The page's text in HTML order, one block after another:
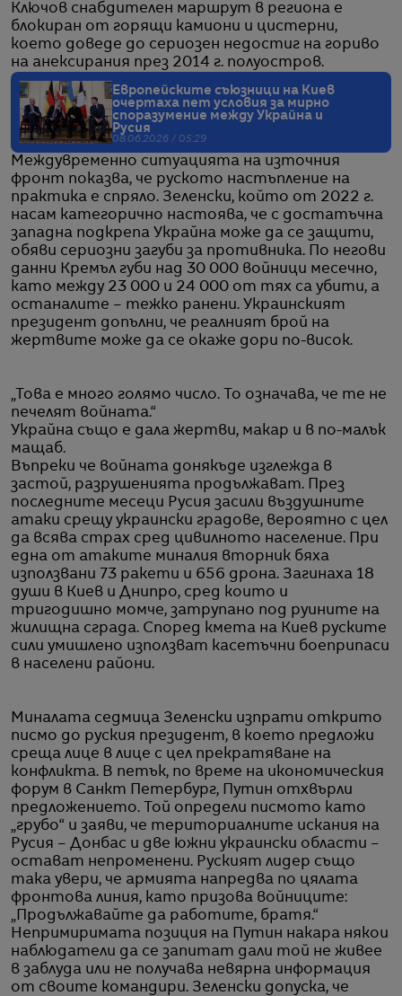
Ключов снабдителен маршрут в региона е
блокиран от горящи камиони и цистерни,
което доведе до сериозен недостиг на гориво
на анексирания през 2014 г. полуостров.
Европейските съюзници на Киев
очертаха пет условия за мирно
споразумение между Украйна и
Русия
08.06.2026 / 05:29
Междувременно ситуацията на източния
фронт показва, че руското настъпление на
практика е спряло. Зеленски, който от 2022 г.
насам категорично настоява, че с достатъчна
западна подкрепа Украйна може да се защити,
обяви сериозни загуби за противника. По негови
данни Кремъл губи над 30 000 войници месечно,
като между 23 000 и 24 000 от тях са убити, а
останалите – тежко ранени. Украинският
президент допълни, че реалният брой на
жертвите може да се окаже дори по-висок.
„Това е много голямо число. То означава, че те не
печелят войната.“
Украйна също е дала жертви, макар и в по-малък
мащаб.
Въпреки че войната донякъде изглежда в
застой, разрушенията продължават. През
последните месеци Русия засили въздушните
атаки срещу украински градове, вероятно с цел
да всява страх сред цивилното население. При
една от атаките миналия вторник бяха
използвани 73 ракети и 656 дрона. Загинаха 18
души в Киев и Днипро, сред които и
тригодишно момче, затрупано под руините на
жилищна сграда. Според кмета на Киев руските
сили умишлено използват касетъчни боеприпаси
в населени райони.
Миналата седмица Зеленски изпрати открито
писмо до руския президент, в което предложи
среща лице в лице с цел прекратяване на
конфликта. В петък, по време на икономическия
форум в Санкт Петербург, Путин отхвърли
предложението. Той определи писмото като
„грубо“ и заяви, че териториалните искания на
Русия – Донбас и две южни украински области –
остават непроменени. Руският лидер също
така увери, че армията напредва по цялата
фронтова линия, като призова войниците:
„Продължавайте да работите, братя.“
Непримиримата позиция на Путин накара някои
наблюдатели да се запитат дали той не живее
в заблуда или не получава невярна информация
от своите командири. Зеленски допуска, че